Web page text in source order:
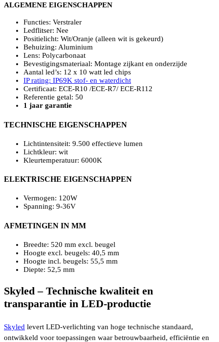
ALGEMENE EIGENSCHAPPEN
Functies: Verstraler
Ledflitser: Nee
Positielicht: Wit/Oranje (alleen wit is gekeurd)
Behuizing: Aluminium
Lens: Polycarbonaat
Bevestigingsmateriaal: Montage zijkant en onderzijde
Aantal led’s: 12 x 10 watt led chips
IP rating: IP69K stof- en waterdicht
Certificaat: ECE-R10 /ECE-R7/ ECE-R112
Referentie getal: 50
1 jaar garantie
TECHNISCHE EIGENSCHAPPEN
Lichtintensiteit: 9.500 effectieve lumen
Lichtkleur: wit
Kleurtemperatuur: 6000K
ELEKTRISCHE EIGENSCHAPPEN
Vermogen: 120W
Spanning: 9-36V
AFMETINGEN IN MM
Breedte: 520 mm excl. beugel
Hoogte excl. beugels: 40,5 mm
Hoogte incl. beugels: 55,5 mm
Diepte: 52,5 mm
Skyled – Technische kwaliteit en
transparantie in LED-productie
Skyled levert LED-verlichting van hoge technische standaard,
ontwikkeld voor toepassingen waar betrouwbaarheid, efficiëntie en